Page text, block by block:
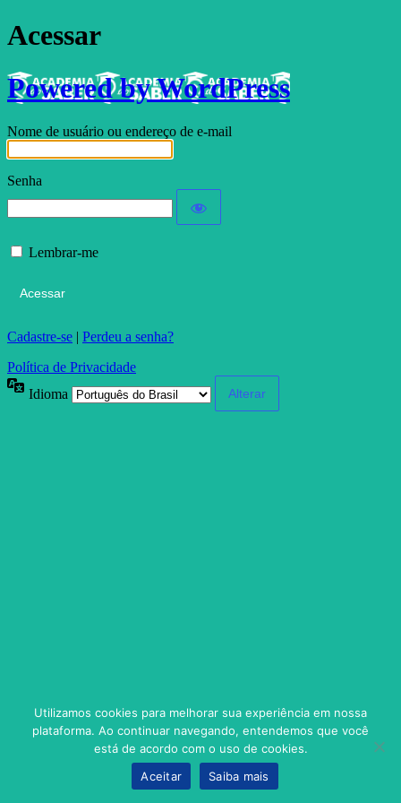
Acessar
Powered by WordPress
Nome de usuário ou endereço de e-mail
Senha
Lembrar-me
Cadastre-se | Perdeu a senha?
Política de Privacidade
Idioma
Utilizamos cookies para melhorar sua experiência em nossa
plataforma. Ao continuar navegando, entendemos que você
está de acordo com o uso de cookies.
Aceitar
Saiba mais